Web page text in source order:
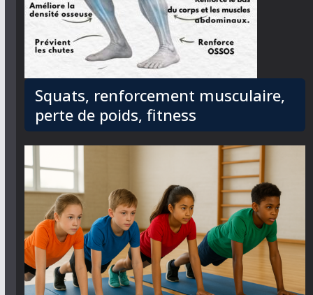
Squats, renforcement musculaire,
perte de poids, fitness